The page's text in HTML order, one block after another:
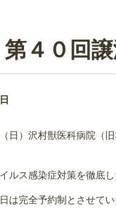
第４０回
日）沢村獣医科病院（
ルス感染症対策を徹底
は完全予約制とさせてい